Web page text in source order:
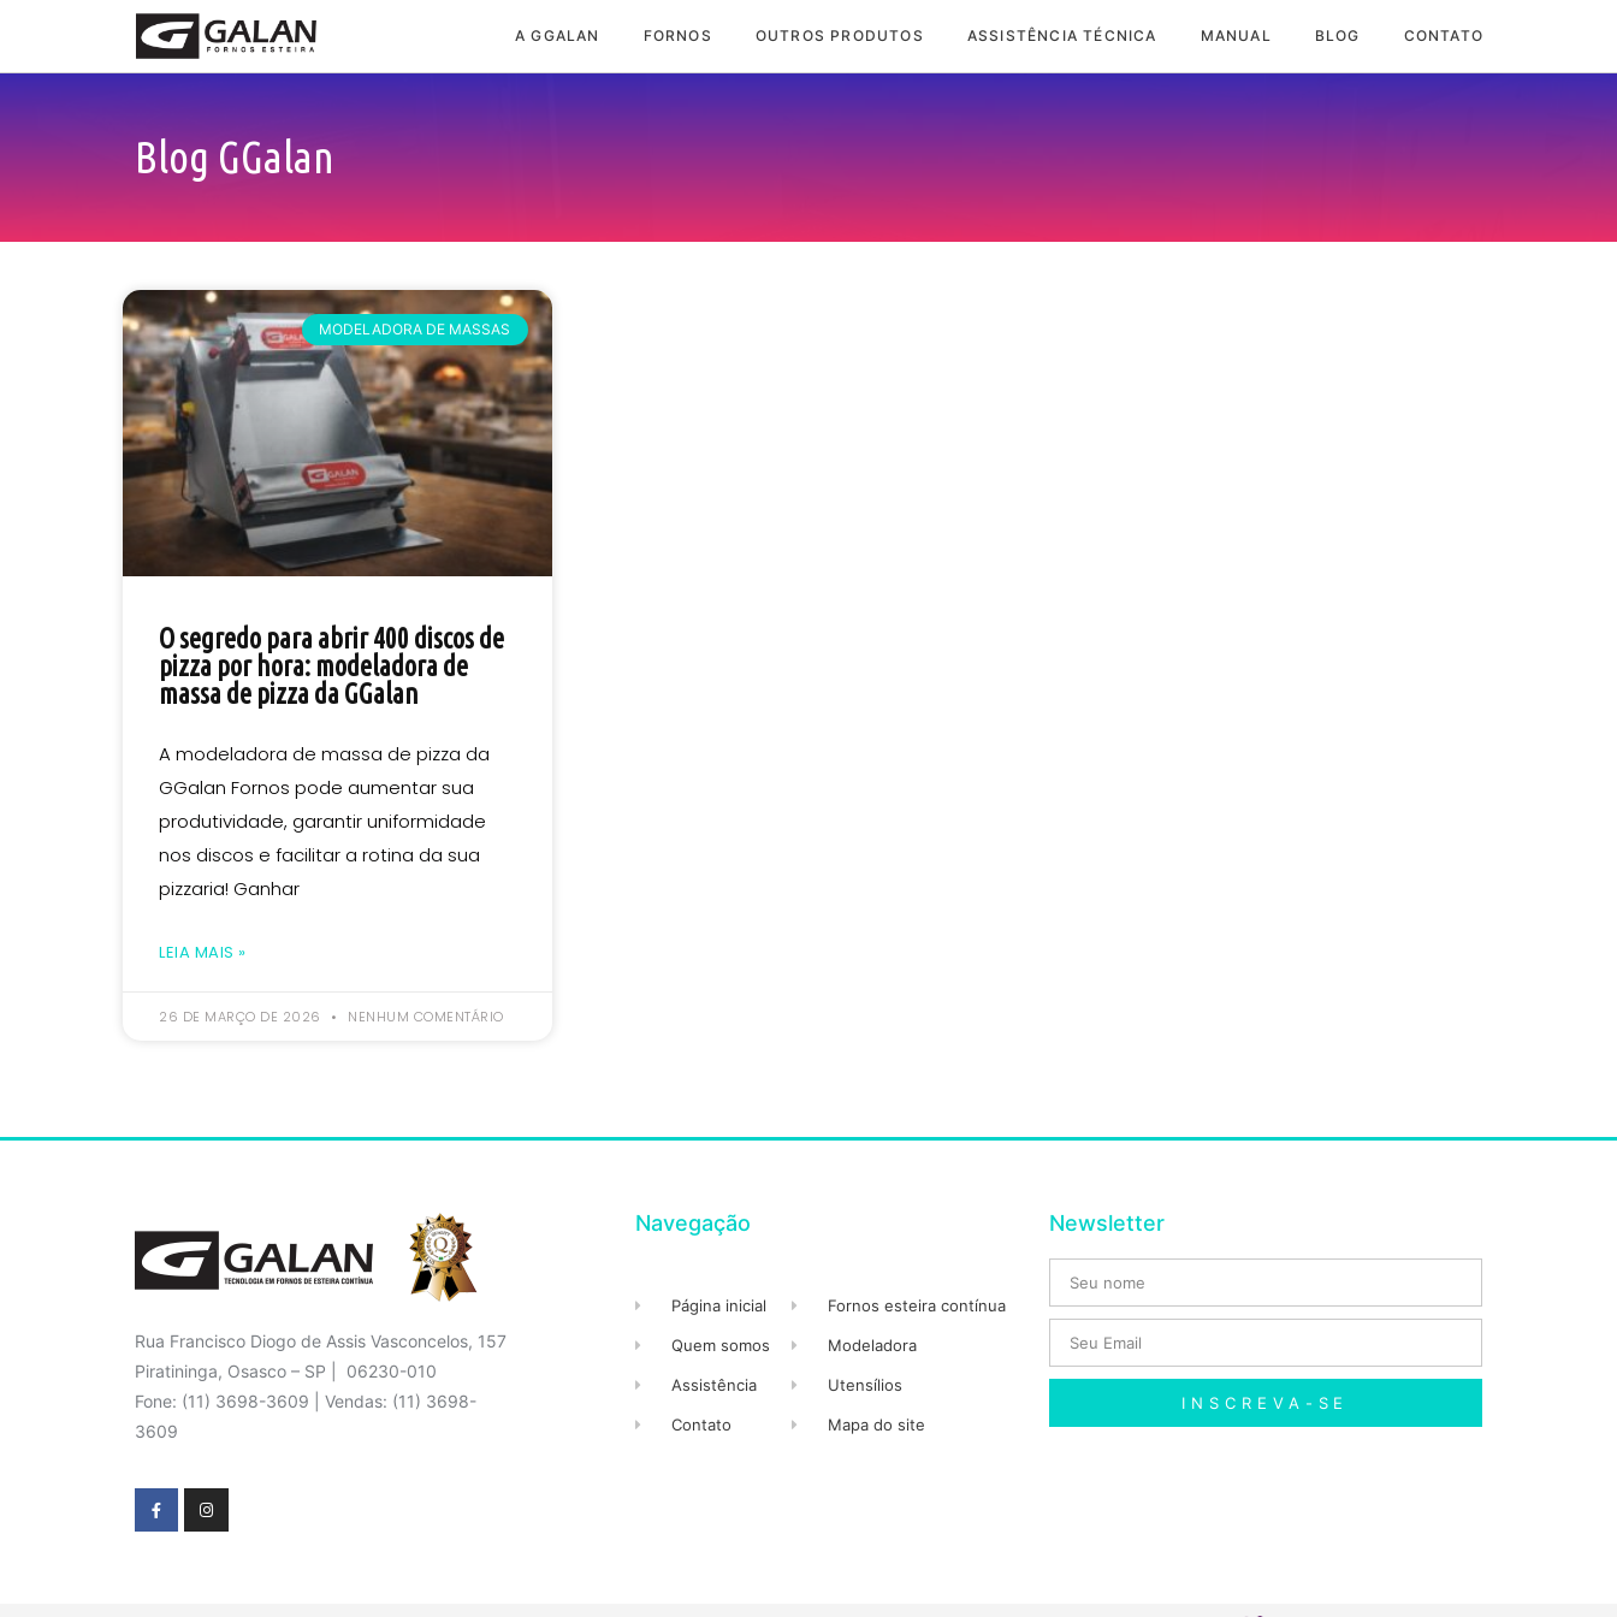
A GGALAN FORNOS OUTROS PRODUTOS ASSISTÊNCIA TÉCNICA MANUAL BLOG CONTATO
Blog GGalan
MODELADORA DE MASSAS
O segredo para abrir 400 discos de
pizza por hora: modeladora de
massa de pizza da GGalan
A modeladora de massa de pizza da
GGalan Fornos pode aumentar sua
produtividade, garantir uniformidade
nos discos e facilitar a rotina da sua
pizzaria! Ganhar
LEIA MAIS »
26 DE MARÇO DE 2026 NENHUM COMENTÁRIO
Rua Francisco Diogo de Assis Vasconcelos, 157
Piratininga, Osasco – SP | 06230-010
Fone: (11) 3698-3609 | Vendas: (11) 3698-
3609
Navegação
Página inicial
Quem somos
Assistência
Contato
Fornos esteira contínua
Modeladora
Utensílios
Mapa do site
Newsletter
INSCREVA-SE